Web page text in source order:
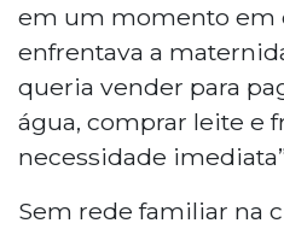
em um momento em
enfrentava a
queria vender para
água, comprar leite e
necessidade
Sem rede familiar na